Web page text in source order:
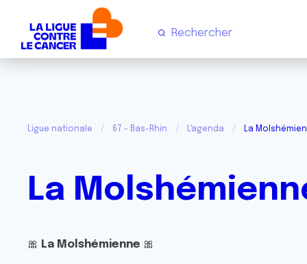
Ligue nationale 67 - Bas-Rhin L'agenda La
La
🎀 La Molshémienne 🎀